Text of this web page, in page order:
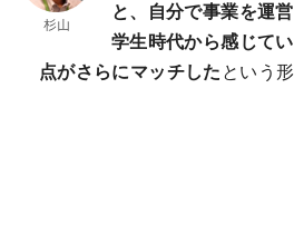
と、自分で事業を運
学生時代から感じて
点がさらにマッチした という